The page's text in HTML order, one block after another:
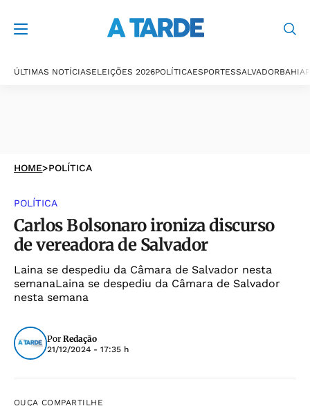
ÚLTIMAS NOTÍCIASELEIÇÕES 2026POLÍTICAESPORTESSALVADORBAHIA
HOME>POLÍTICA
POLÍTICA
Carlos Bolsonaro ironiza discurso
de vereadora de Salvador
Laina se despediu da Câmara de Salvador nesta
semanaLaina se despediu da Câmara de Salvador
nesta semana
Por Redação
21/12/2024 - 17:35 h
OUÇA COMPARTILHE